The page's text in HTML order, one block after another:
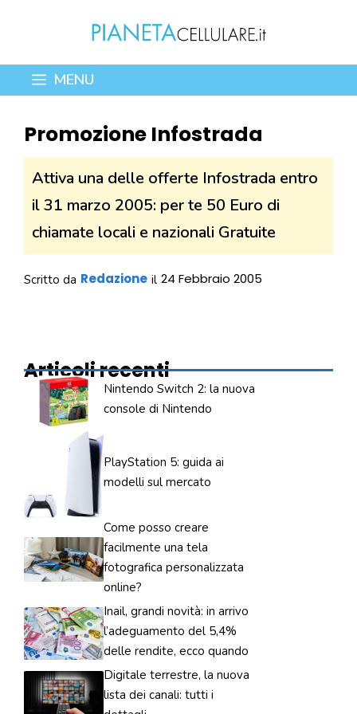
contenuto
MENU
Promozione Infostrada
Attiva una delle offerte Infostrada entro
il 31 marzo 2005: per te 50 Euro di
chiamate locali e nazionali Gratuite
Scritto da Redazione il 24 Febbraio 2005
Articoli recenti
Nintendo Switch 2: la nuova
console di Nintendo
PlayStation 5: guida ai
modelli sul mercato
Come posso creare
facilmente una tela
fotografica personalizzata
online?
Inail, grandi novità: in arrivo
l’adeguamento del 5,4%
delle rendite, ecco quando
Digitale terrestre, la nuova
lista dei canali: tutti i